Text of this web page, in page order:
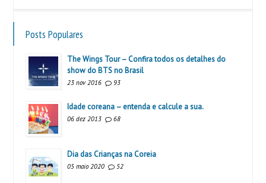
Posts Populares
The Wings Tour – Confira todos os detalhes do
show do BTS no Brasil
23 nov 2016 93
Idade coreana – entenda e calcule a sua.
06 dez 2013 68
Dia das Crianças na Coreia
05 maio 2020 52